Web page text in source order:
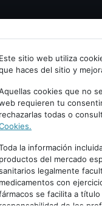
a
tu Email
Accede o regístrate con
Este sitio web utiliza
haces del sitio y
cookies que no
requieren tu
rechazarlas todas o
la información
productos del mercado
legalmente
medicamentos con
se facilita a
responsabilidad de los